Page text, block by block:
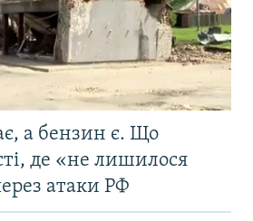
а бензин є. Що
де «не лишилося
атаки РФ